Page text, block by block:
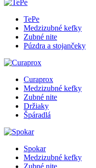
TePe
Medzizubné kefky
Zubné nite
Púzdra a stojančeky
Curaprox
Medzizubné kefky
Zubné nite
Držiaky
Špáradlá
Spokar
Medzizubné kefky